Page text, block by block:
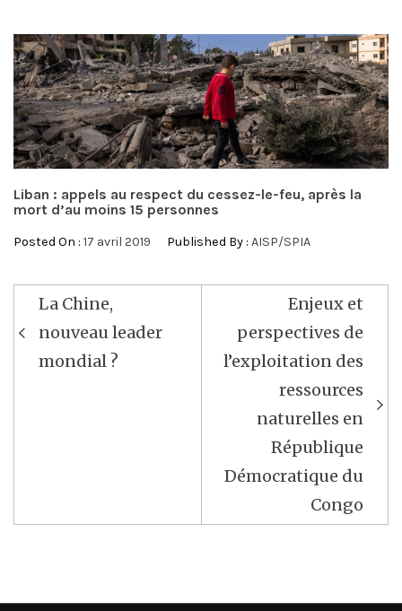
Liban : appels au respect du cessez-le-feu, après la
mort d’au moins 15 personnes
Posted On : 17 avril 2019 Published By : AISP/SPIA
Navigation
de
l’article
La Chine,
nouveau leader
mondial ?
Enjeux et
perspectives de
l’exploitation des
ressources
naturelles en
République
Démocratique du
Congo